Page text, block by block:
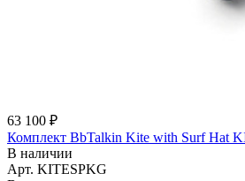
63 100 ₽
Комплект BbTalkin Kite with Surf Hat
В наличии
Арт. KITESPKG